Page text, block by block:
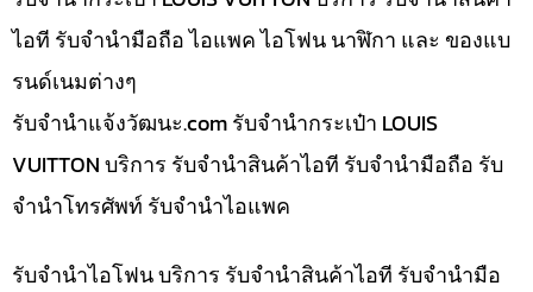
ไอที รับจำนำมือถือ ไอแพค ไอโฟน นาฬิกา และ ของแบ
รนด์เนมต่างๆ
รับจํานําแจ้งวัฒนะ.com รับจำนำกระเป๋า LOUIS
VUITTON บริการ รับจำนำสินค้าไอที รับจำนำมือถือ รับ
จำนำโทรศัพท์ รับจำนำไอแพค
รับจำนำไอโฟน บริการ รับจำนำสินค้าไอที รับจำนำมือ